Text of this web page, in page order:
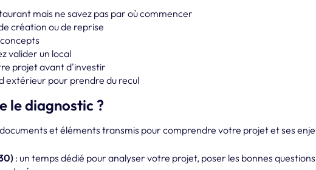
mais ne savez pas par où commencer
création ou de reprise
valider un local
projet avant d'investir
extérieur pour prendre du recul
le diagnostic ?
et éléments transmis pour comprendre votre projet et ses
: un temps dédié pour analyser votre projet, poser les bonnes